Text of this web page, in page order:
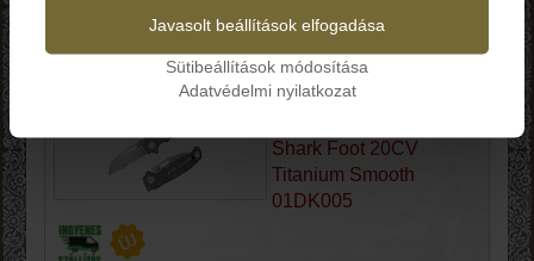
-súly: 101 g
Kosárba
Shark Foot 20CV
Titanium Smooth
01DK005
Javasolt beállítások elfogadása
Sütibeállítások módosítása
Adatvédelmi nyilatkozat